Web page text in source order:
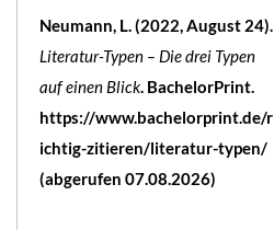
Neumann, L. (2022, August 24).
Literatur-Typen – Die drei Typen
auf einen Blick. BachelorPrint.
https://www.bachelorprint.de/r
ichtig-zitieren/literatur-typen/
(abgerufen 07.08.2026)